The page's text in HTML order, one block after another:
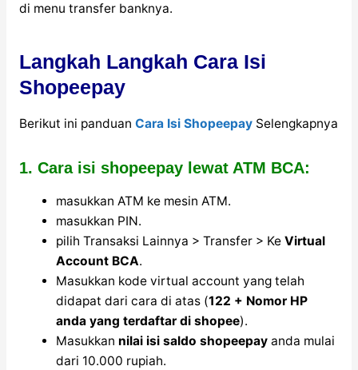
di menu transfer banknya.
Langkah Langkah Cara Isi
Shopeepay
Berikut ini panduan Cara Isi ShopeepaySelengkapnya
1. Cara isi shopeepay lewat ATM BCA:
masukkan ATM ke mesin ATM.
masukkan PIN.
pilih Transaksi Lainnya > Transfer > KeVirtual
Account BCA.
Masukkan kode virtual account yang telah
didapat dari cara di atas (122 + Nomor HP
anda yang terdaftar di shopee).
Masukkan nilai isi saldo shopeepay anda mulai
dari 10.000 rupiah.